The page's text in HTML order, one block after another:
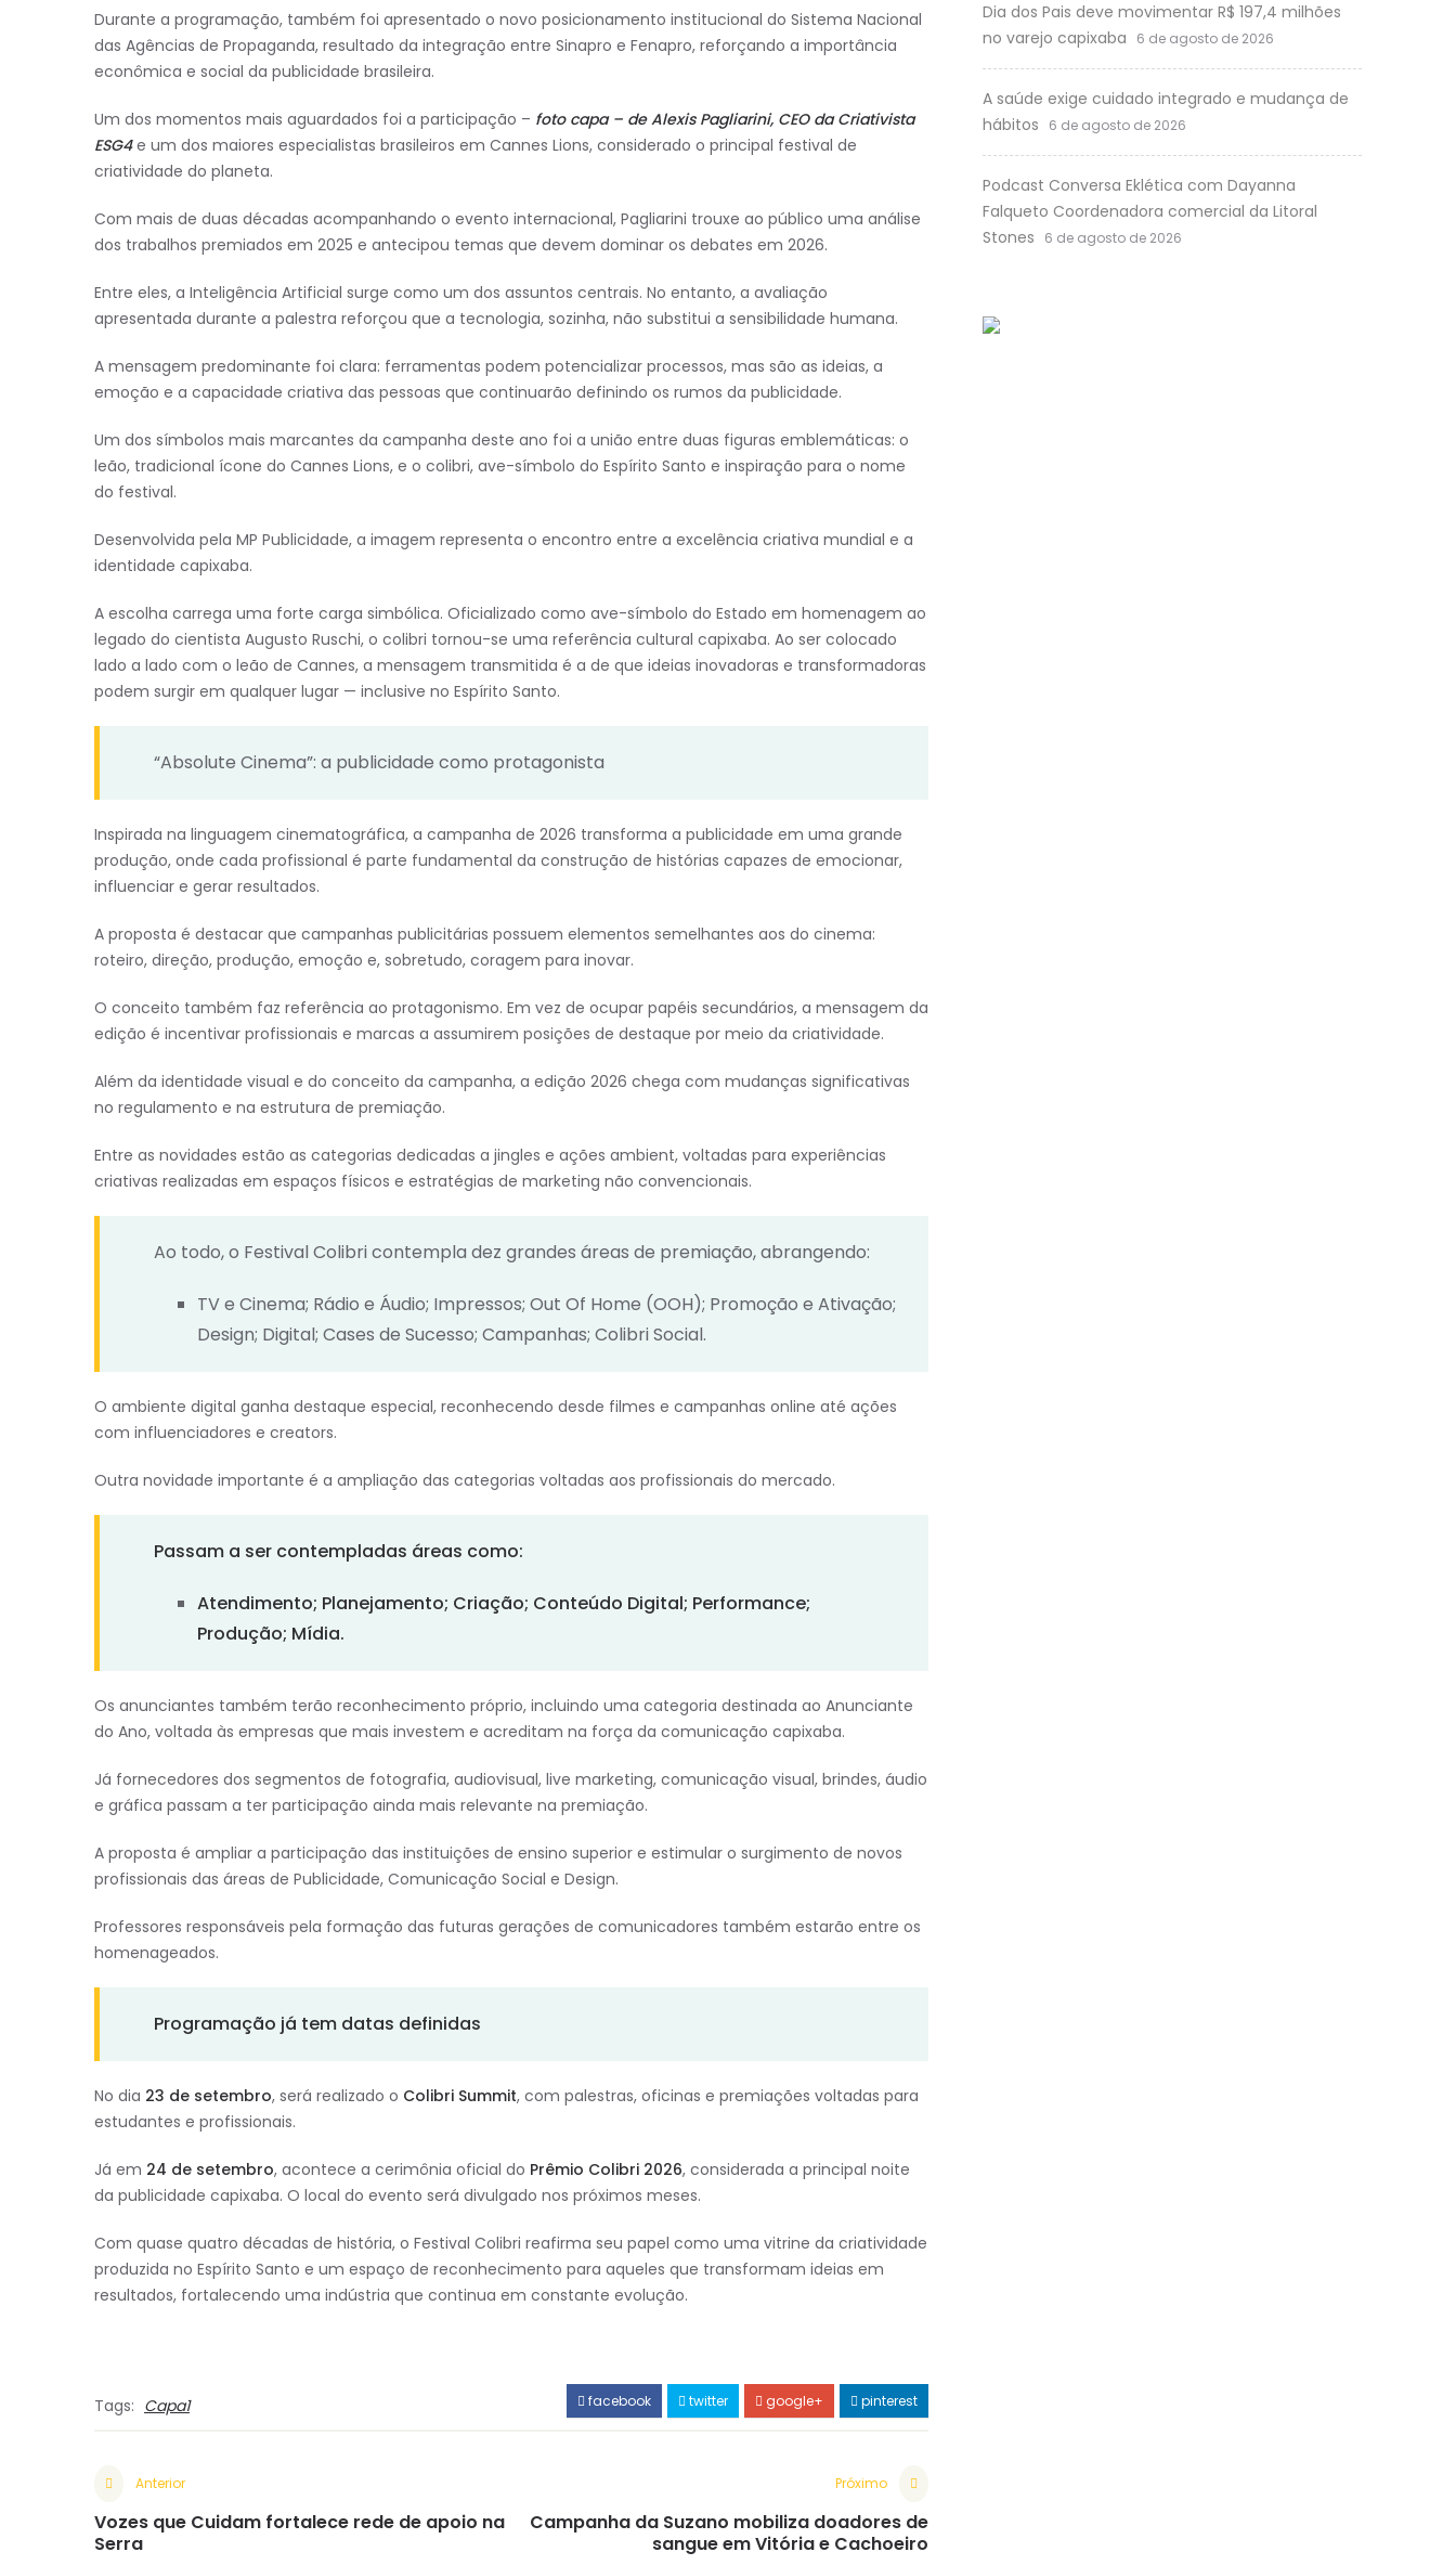
Durante a programação, também foi apresentado o novo posicionamento institucional do Sistema Nacional
das Agências de Propaganda, resultado da integração entre Sinapro e Fenapro, reforçando a importância
econômica e social da publicidade brasileira.
Um dos momentos mais aguardados foi a participação – foto capa – de Alexis Pagliarini, CEO da Criativista
ESG4e um dos maiores especialistas brasileiros em Cannes Lions, considerado o principal festival de
criatividade do planeta.
Com mais de duas décadas acompanhando o evento internacional, Pagliarini trouxe ao público uma análise
dos trabalhos premiados em 2025 e antecipou temas que devem dominar os debates em 2026.
Entre eles, a Inteligência Artificial surge como um dos assuntos centrais. No entanto, a avaliação
apresentada durante a palestra reforçou que a tecnologia, sozinha, não substitui a sensibilidade humana.
A mensagem predominante foi clara: ferramentas podem potencializar processos, mas são as ideias, a
emoção e a capacidade criativa das pessoas que continuarão definindo os rumos da publicidade.
Um dos símbolos mais marcantes da campanha deste ano foi a união entre duas figuras emblemáticas: o
leão, tradicional ícone do Cannes Lions, e o colibri, ave-símbolo do Espírito Santo e inspiração para o nome
do festival.
Desenvolvida pela MP Publicidade, a imagem representa o encontro entre a excelência criativa mundial e a
identidade capixaba.
A escolha carrega uma forte carga simbólica. Oficializado como ave-símbolo do Estado em homenagem ao
legado do cientista Augusto Ruschi, o colibri tornou-se uma referência cultural capixaba. Ao ser colocado
lado a lado com o leão de Cannes, a mensagem transmitida é a de que ideias inovadoras e transformadoras
podem surgir em qualquer lugar — inclusive no Espírito Santo.
“Absolute Cinema”: a publicidade como protagonista
Inspirada na linguagem cinematográfica, a campanha de 2026 transforma a publicidade em uma grande
produção, onde cada profissional é parte fundamental da construção de histórias capazes de emocionar,
influenciar e gerar resultados.
A proposta é destacar que campanhas publicitárias possuem elementos semelhantes aos do cinema:
roteiro, direção, produção, emoção e, sobretudo, coragem para inovar.
O conceito também faz referência ao protagonismo. Em vez de ocupar papéis secundários, a mensagem da
edição é incentivar profissionais e marcas a assumirem posições de destaque por meio da criatividade.
Além da identidade visual e do conceito da campanha, a edição 2026 chega com mudanças significativas
no regulamento e na estrutura de premiação.
Entre as novidades estão as categorias dedicadas a jingles e ações ambient, voltadas para experiências
criativas realizadas em espaços físicos e estratégias de marketing não convencionais.
Ao todo, o Festival Colibri contempla dez grandes áreas de premiação, abrangendo:
TV e Cinema; Rádio e Áudio; Impressos; Out Of Home (OOH); Promoção e Ativação;
Design; Digital; Cases de Sucesso; Campanhas; Colibri Social.
O ambiente digital ganha destaque especial, reconhecendo desde filmes e campanhas online até ações
com influenciadores e creators.
Outra novidade importante é a ampliação das categorias voltadas aos profissionais do mercado.
Passam a ser contempladas áreas como:
Atendimento; Planejamento; Criação; Conteúdo Digital; Performance;
Produção; Mídia.
Os anunciantes também terão reconhecimento próprio, incluindo uma categoria destinada ao Anunciante
do Ano, voltada às empresas que mais investem e acreditam na força da comunicação capixaba.
Já fornecedores dos segmentos de fotografia, audiovisual, live marketing, comunicação visual, brindes, áudio
e gráfica passam a ter participação ainda mais relevante na premiação.
A proposta é ampliar a participação das instituições de ensino superior e estimular o surgimento de novos
profissionais das áreas de Publicidade, Comunicação Social e Design.
Professores responsáveis pela formação das futuras gerações de comunicadores também estarão entre os
homenageados.
Programação já tem datas definidas
No dia 23 de setembro, será realizado o Colibri Summit, com palestras, oficinas e premiações voltadas para
estudantes e profissionais.
Já em 24 de setembro, acontece a cerimônia oficial do Prêmio Colibri 2026, considerada a principal noite
da publicidade capixaba. O local do evento será divulgado nos próximos meses.
Com quase quatro décadas de história, o Festival Colibri reafirma seu papel como uma vitrine da criatividade
produzida no Espírito Santo e um espaço de reconhecimento para aqueles que transformam ideias em
resultados, fortalecendo uma indústria que continua em constante evolução.
Tags: Capa1 facebook twitter google+ pinterest
Anterior
Vozes que Cuidam fortalece rede de apoio na
Serra
Próximo
Campanha da Suzano mobiliza doadores de
sangue em Vitória e Cachoeiro
Dia dos Pais deve movimentar R$ 197,4 milhões
no varejo capixaba
6 de agosto de 2026
A saúde exige cuidado integrado e mudança de
hábitos
6 de agosto de 2026
Podcast Conversa Eklética com Dayanna
Falqueto Coordenadora comercial da Litoral
Stones
6 de agosto de 2026